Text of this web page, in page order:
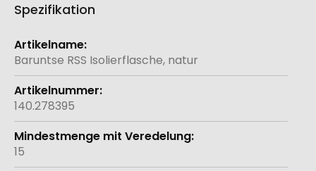
Spezifikation
Weitere
Informationen
Baruntse RSS Isolierflasche, natur
140.278395
15